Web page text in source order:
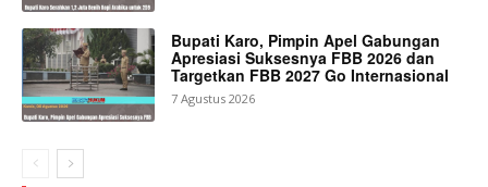
Bupati Karo, Pimpin Apel Gabungan
Apresiasi Suksesnya FBB 2026 dan
Targetkan FBB 2027 Go Internasional
7 Agustus 2026